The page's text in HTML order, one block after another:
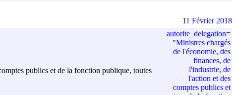
publics et de la fonction publique, toutes
autorite_delegation=
"Ministres chargés
de l'économie, des
finances, de
l'industrie, de
l'action et des
comptes publics et
11 Février 2018